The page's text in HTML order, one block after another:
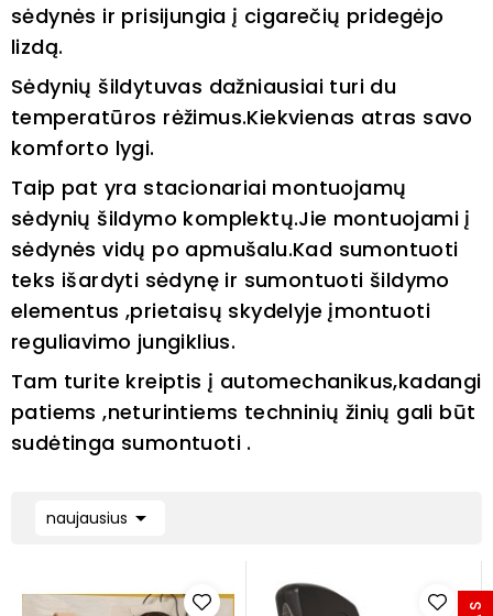
sėdynės ir prisijungia į cigarečių pridegėjo
lizdą.
Sėdynių šildytuvas dažniausiai turi du
temperatūros rėžimus.Kiekvienas atras savo
komforto lygi.
Taip pat yra stacionariai montuojamų
sėdynių šildymo komplektų.Jie montuojami į
sėdynės vidų po apmušalu.Kad sumontuoti
teks išardyti sėdynę ir sumontuoti šildymo
elementus ,prietaisų skydelyje įmontuoti
reguliavimo jungiklius.
Tam turite kreiptis į automechanikus,kadangi
patiems ,neturintiems techninių žinių gali būt
sudėtinga sumontuoti .
naujausius 